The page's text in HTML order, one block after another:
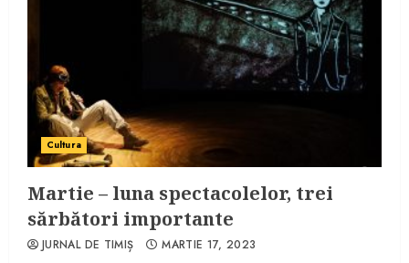
Cultura
Martie – luna spectacolelor, trei
sărbători importante
JURNAL DE TIMIȘ MARTIE 17, 2023